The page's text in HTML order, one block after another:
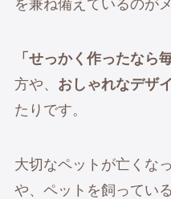
を兼ね備えているのが
「せっかく作ったなら
方や、 おしゃれなデザ
たりです。
大切なペットが亡くな
や、ペットを飼ってい